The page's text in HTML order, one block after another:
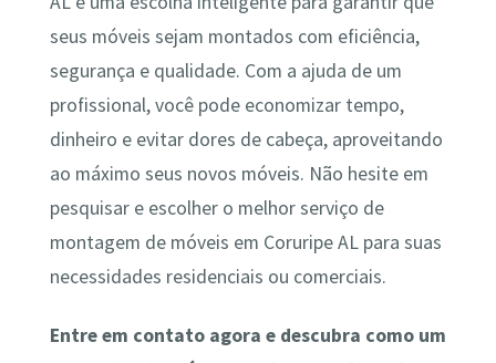
seus móveis sejam montados com eficiência,
segurança e qualidade. Com a ajuda de um
profissional, você pode economizar tempo,
dinheiro e evitar dores de cabeça, aproveitando
ao máximo seus novos móveis. Não hesite em
pesquisar e escolher o melhor serviço de
montagem de móveis em Coruripe AL para suas
necessidades residenciais ou comerciais.
Entre em contato agora e descubra como um